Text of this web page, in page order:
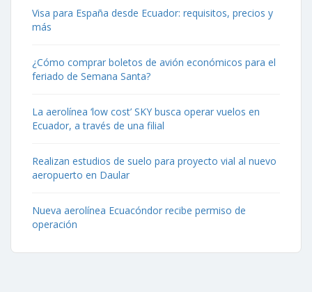
Visa para España desde Ecuador: requisitos, precios y
más
¿Cómo comprar boletos de avión económicos para el
feriado de Semana Santa?
La aerolínea ‘low cost’ SKY busca operar vuelos en
Ecuador, a través de una filial
Realizan estudios de suelo para proyecto vial al nuevo
aeropuerto en Daular
Nueva aerolínea Ecuacóndor recibe permiso de
operación